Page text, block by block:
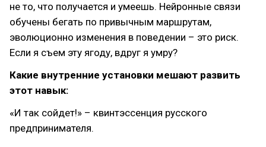
не то, что получается и умеешь. Нейронные связи
обучены бегать по привычным маршрутам,
эволюционно изменения в поведении – это риск.
Если я съем эту ягоду, вдруг я умру?
Какие внутренние установки мешают развить
этот навык:
«И так сойдет!» – квинтэссенция русского
предпринимателя.